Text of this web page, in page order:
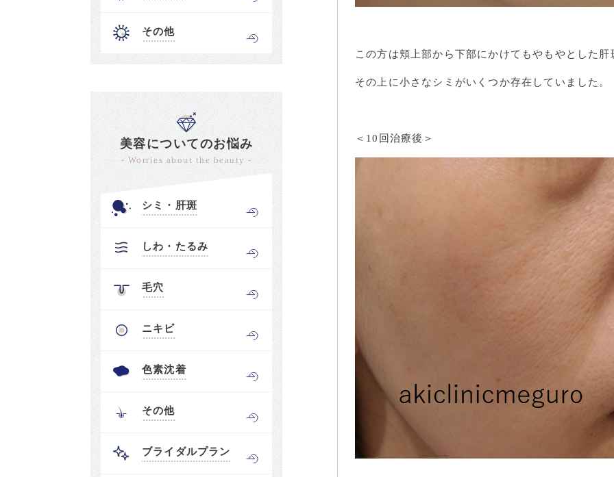
この方は頬上部から下部にかけてもやもやとした肝
その上に小さなシミがいくつか存在していました。
＜10回治療後＞
その他
美容についてのお悩み
- Worries about the beauty -
シミ・肝斑
しわ・たるみ
毛穴
ニキビ
色素沈着
その他
ブライダルプラン